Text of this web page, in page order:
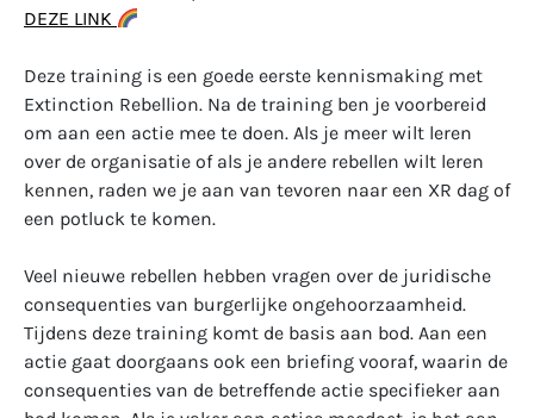
DEZE LINK
Deze training is een goede eerste kennismaking met
Extinction Rebellion. Na de training ben je voorbereid
om aan een actie mee te doen. Als je meer wilt leren
over de organisatie of als je andere rebellen wilt leren
kennen, raden we je aan van tevoren naar een XR dag of
een potluck te komen.
Veel nieuwe rebellen hebben vragen over de juridische
consequenties van burgerlijke ongehoorzaamheid.
Tijdens deze training komt de basis aan bod. Aan een
actie gaat doorgaans ook een briefing vooraf, waarin de
consequenties van de betreffende actie specifieker aan